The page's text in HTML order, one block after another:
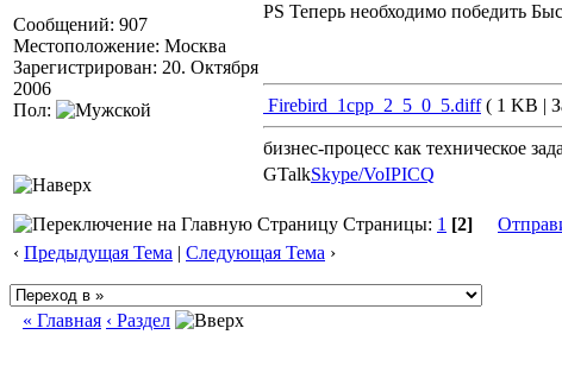
Сообщений: 907
Местоположение: Москва
Зарегистрирован: 20. Октября
2006
Пол:
PS Теперь необходимо победить
Firebird_1cpp_2_5_0_5.diff( 1 KB |
бизнес-процесс как техническое
GTalkSkype/VoIPICQ
Страницы: 1 [2]
‹ Предыдущая Тема | Следующая Тема ›
« Главная ‹ Раздел